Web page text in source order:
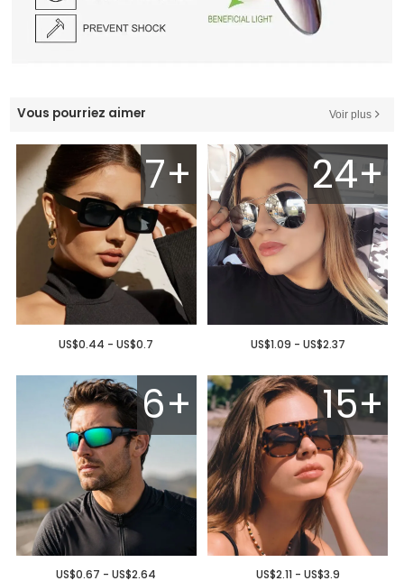
Vous pourriez aimer Voir plus
7+
US$0.44 - US$0.7
24+
US$1.09 - US$2.37
6+
US$0.67 - US$2.64
15+
US$2.11 - US$3.9